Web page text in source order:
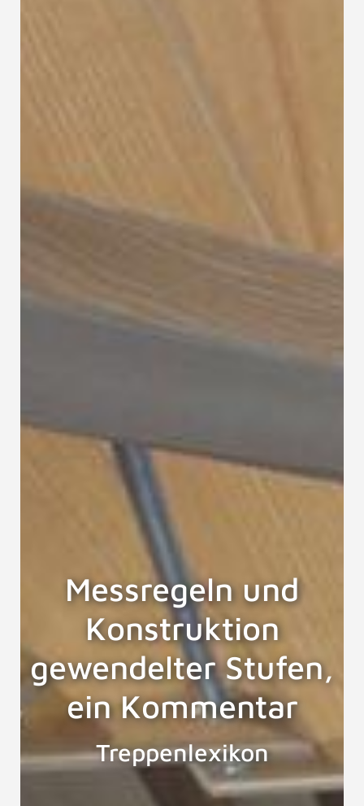
Messregeln und
Konstruktion
gewendelter Stufen,
ein Kommentar
Treppenlexikon